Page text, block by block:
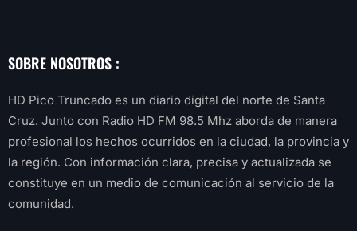
SOBRE NOSOTROS :
HD Pico Truncado es un diario digital del norte de Santa
Cruz. Junto con Radio HD FM 98.5 Mhz aborda de manera
profesional los hechos ocurridos en la ciudad, la provincia y
la región. Con información clara, precisa y actualizada se
constituye en un medio de comunicación al servicio de la
comunidad.